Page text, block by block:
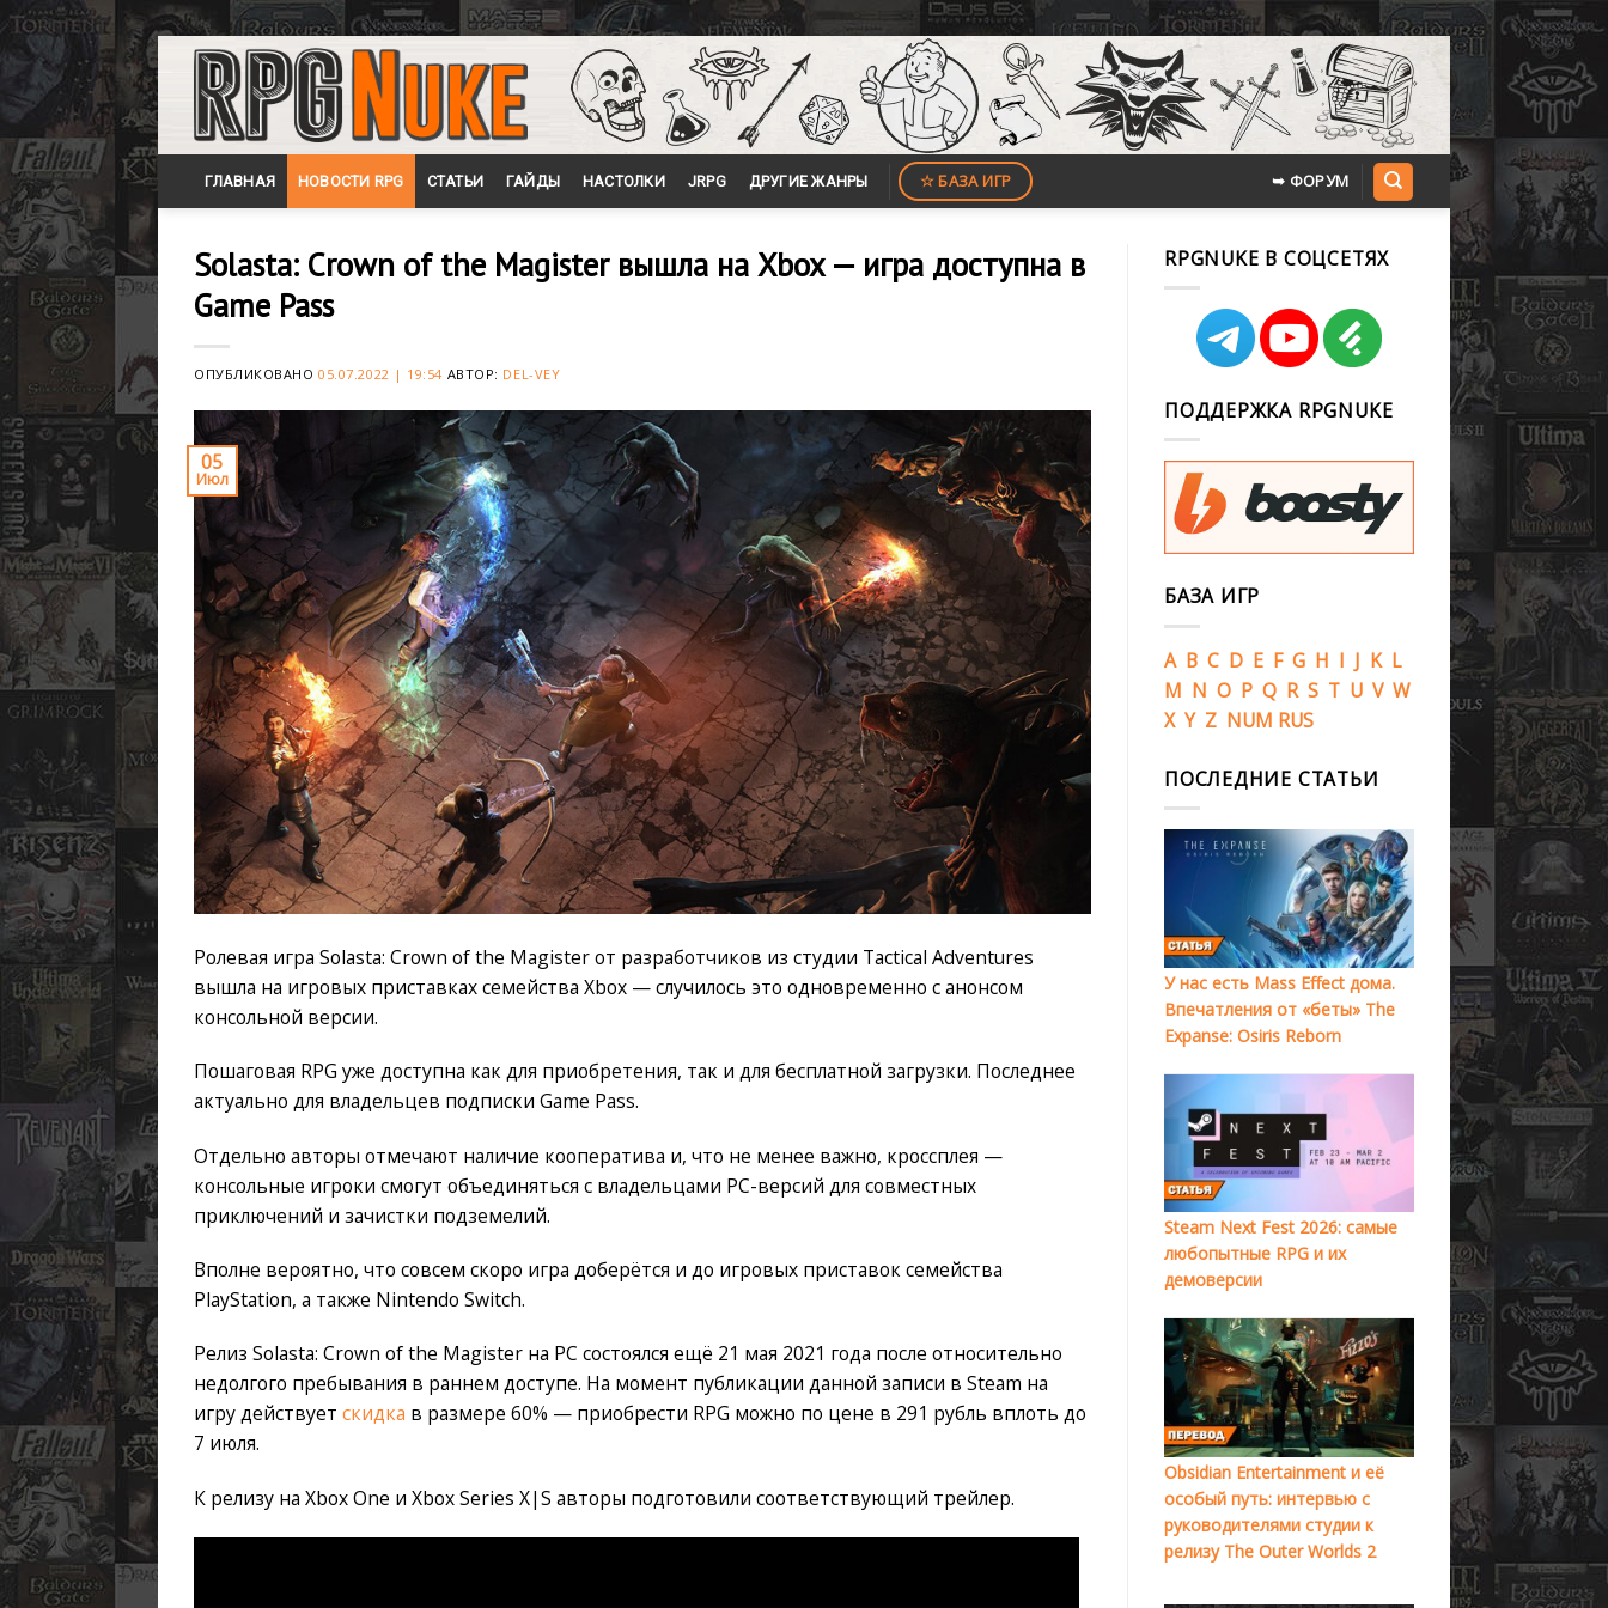
Skip
content
ГЛАВНАЯ НОВОСТИ RPG СТАТЬИ ГАЙДЫ НАСТОЛКИ JRPG ДРУГИЕ ЖАНРЫ ☆ БАЗА ИГР ➥ ФОРУМ
Solasta: Crown of the Magister вышла на Xbox — игра доступна в
Game Pass
ОПУБЛИКОВАНО05.07.2022 | 19:54 АВТОР: DEL-VEY
05
Июл
Ролевая игра Solasta: Crown of the Magister от разработчиков из студии Tactical Adventures
вышла на игровых приставках семейства Xbox — случилось это одновременно с анонсом
консольной версии.
Пошаговая RPG уже доступна как для приобретения, так и для бесплатной загрузки. Последнее
актуально для владельцев подписки Game Pass.
Отдельно авторы отмечают наличие кооператива и, что не менее важно, кроссплея —
консольные игроки смогут объединяться с владельцами PC-версий для совместных
приключений и зачистки подземелий.
Вполне вероятно, что совсем скоро игра доберётся и до игровых приставок семейства
PlayStation, а также Nintendo Switch.
Релиз Solasta: Crown of the Magister на PC состоялся ещё 21 мая 2021 года после относительно
недолгого пребывания в раннем доступе. На момент публикации данной записи в Steam на
игру действует скидка в размере 60% — приобрести RPG можно по цене в 291 рубль вплоть до
7 июля.
К релизу на Xbox One и Xbox Series X|S авторы подготовили соответствующий трейлер.
RPGNUKE В СОЦСЕТЯХ
ПОДДЕРЖКА RPGNUKE
БАЗА ИГР
A B C D E F G H I J K L
M N O P Q R S T U V W
X Y Z NUM RUS
ПОСЛЕДНИЕ СТАТЬИ
У нас есть Mass Effect дома.
Впечатления от «беты» The
Expanse: Osiris Reborn
Steam Next Fest 2026: самые
любопытные RPG и их
демоверсии
Obsidian Entertainment и её
особый путь: интервью с
руководителями студии к
релизу The Outer Worlds 2